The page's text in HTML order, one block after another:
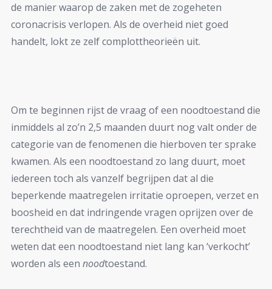
de manier waarop de zaken met de zogeheten
coronacrisis verlopen. Als de overheid niet goed
handelt, lokt ze zelf complottheorieën uit.
Om te beginnen rijst de vraag of een noodtoestand die
inmiddels al zo’n 2,5 maanden duurt nog valt onder de
categorie van de fenomenen die hierboven ter sprake
kwamen. Als een noodtoestand zo lang duurt, moet
iedereen toch als vanzelf begrijpen dat al die
beperkende maatregelen irritatie oproepen, verzet en
boosheid en dat indringende vragen oprijzen over de
terechtheid van de maatregelen. Een overheid moet
weten dat een noodtoestand niet lang kan ‘verkocht’
worden als een noodtoestand.